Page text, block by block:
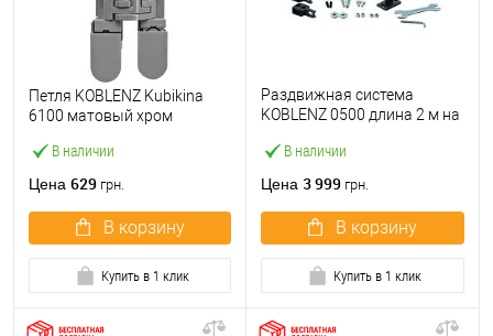
В наличии
Петля KOBLENZ Kubikina
6100 матовый хром
Цена 629 грн.
В корзину
Купить в 1 клик
В наличии
Раздвижная система
KOBLENZ 0500 длина 2 м на
Цена 3 999 грн.
В корзину
Купить в 1 клик